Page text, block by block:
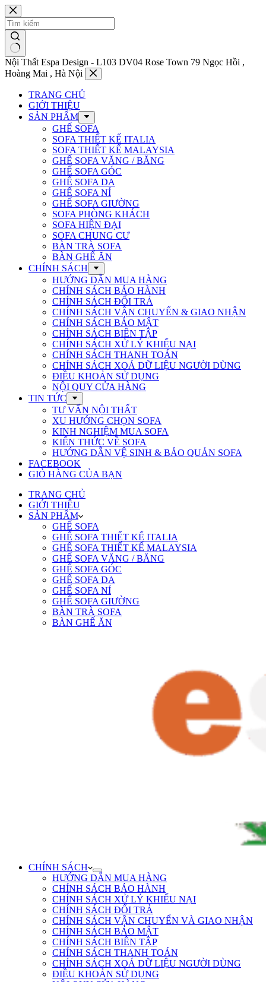
Chuyển
đến
phần
nội
dung
Nội Thất Espa Design - L103 DV04 Rose Town 79 Ngọc Hồi ,
Hoàng Mai , Hà Nội
TRANG CHỦ
GIỚI THIỆU
SẢN PHẨM
GHẾ SOFA
SOFA THIẾT KẾ ITALIA
SOFA THIẾT KẾ MALAYSIA
GHẾ SOFA VĂNG / BĂNG
GHẾ SOFA GÓC
GHẾ SOFA DA
GHẾ SOFA NỈ
GHẾ SOFA GIƯỜNG
SOFA PHÒNG KHÁCH
SOFA HIỆN ĐẠI
SOFA CHUNG CƯ
BÀN TRÀ SOFA
BÀN GHẾ ĂN
CHÍNH SÁCH
HƯỚNG DẪN MUA HÀNG
CHÍNH SÁCH BẢO HÀNH
CHÍNH SÁCH ĐỔI TRẢ
CHÍNH SÁCH VẬN CHUYỂN & GIAO NHẬN
CHÍNH SÁCH BẢO MẬT
CHÍNH SÁCH BIÊN TẬP
CHÍNH SÁCH XỬ LÝ KHIẾU NẠI
CHÍNH SÁCH THANH TOÁN
CHÍNH SÁCH XOÁ DỮ LIỆU NGƯỜI DÙNG
ĐIỀU KHOẢN SỬ DỤNG
NỘI QUY CỬA HÀNG
TIN TỨC
TƯ VẤN NỘI THẤT
XU HƯỚNG CHỌN SOFA
KINH NGHIỆM MUA SOFA
KIẾN THỨC VỀ SOFA
HƯỚNG DẪN VỆ SINH & BẢO QUẢN SOFA
FACEBOOK
GIỎ HÀNG CỦA BẠN
TRANG CHỦ
GIỚI THIỆU
SẢN PHẨM
GHẾ SOFA
GHẾ SOFA THIẾT KẾ ITALIA
GHẾ SOFA THIẾT KẾ MALAYSIA
GHẾ SOFA VĂNG / BĂNG
GHẾ SOFA GÓC
GHẾ SOFA DA
GHẾ SOFA NỈ
GHẾ SOFA GIƯỜNG
BÀN TRÀ SOFA
BÀN GHẾ ĂN
CHÍNH SÁCH
HƯỚNG DẪN MUA HÀNG
CHÍNH SÁCH BẢO HÀNH
CHÍNH SÁCH XỬ LÝ KHIẾU NẠI
CHÍNH SÁCH ĐỔI TRẢ
CHÍNH SÁCH VẬN CHUYỂN VÀ GIAO NHẬN
CHÍNH SÁCH BẢO MẬT
CHÍNH SÁCH BIÊN TẬP
CHÍNH SÁCH THANH TOÁN
CHÍNH SÁCH XOÁ DỮ LIỆU NGƯỜI DÙNG
ĐIỀU KHOẢN SỬ DỤNG